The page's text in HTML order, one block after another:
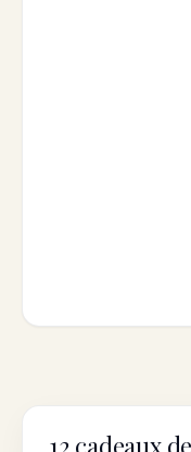
MENTAL HEALTH
12 cadeaux